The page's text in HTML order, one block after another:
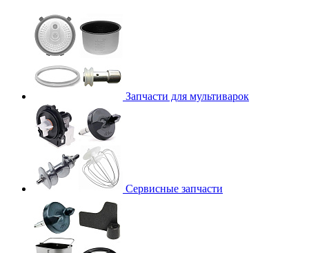
Запчасти для мультиварок
Сервисные запчасти